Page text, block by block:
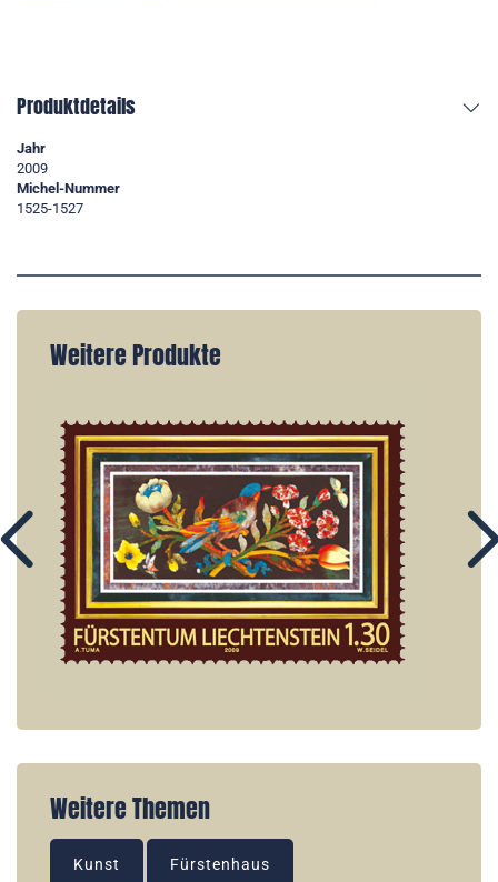
Produktdetails
Jahr
2009
Michel-Nummer
1525-1527
Weitere Produkte
Weitere Themen
Kunst Fürstenhaus